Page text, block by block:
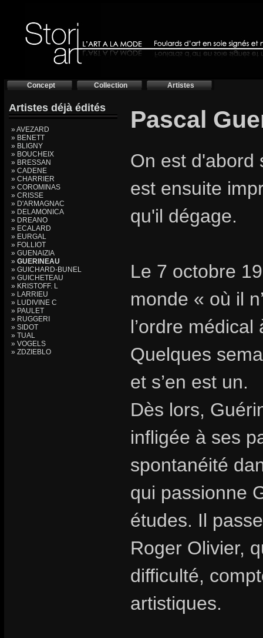
Concept Collection Artistes
Artistes déjà édités
» AVEZARD
» BENETT
» BLIGNY
» BOUCHEIX
» BRESSAN
» CADENE
» CHARRIER
» COROMINAS
» CRISSE
» D'ARMAGNAC
» DELAMONICA
» DREANO
» ECALARD
» EURGAL
» FOLLIOT
» GUENAIZIA
» GUERINEAU
» GUICHARD-BUNEL
» GUICHETEAU
» KRISTOFF. L
» LARRIEU
» LUDIVINE C
» PAULET
» RUGGERI
» SIDOT
» TUAL
» VOGELS
» ZDZIEBLO
Pascal
On est d'abord
est ensuite
qu'il dégage.
Le 7 octobre
monde « où il
l’ordre
Quelques
et s’en est un.
Dès lors,
infligée à ses
spontanéité
qui passionne
études. Il
Roger Olivier,
difficulté,
artistiques.